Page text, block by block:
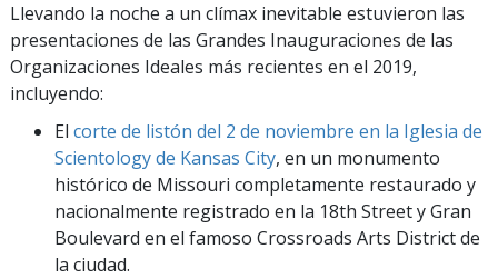
Llevando la noche a un clímax inevitable estuvieron las
presentaciones de las Grandes Inauguraciones de las
Organizaciones Ideales más recientes en el 2019,
incluyendo:
El corte de listón del 2 de noviembre en la Iglesia de
Scientology de Kansas City, en un monumento
histórico de Missouri completamente restaurado y
nacionalmente registrado en la 18th Street y Gran
Boulevard en el famoso Crossroads Arts District de
la ciudad.